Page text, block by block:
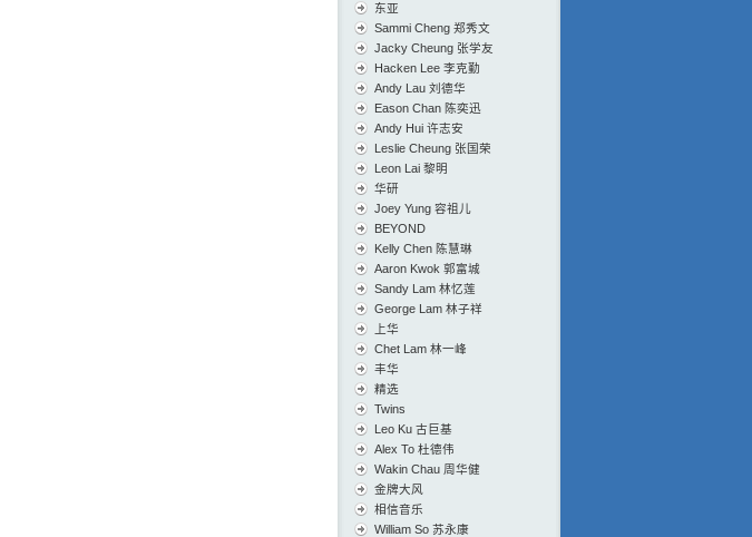
东亚
Sammi Cheng 郑秀文
Jacky Cheung 张学友
Hacken Lee 李克勤
Andy Lau 刘德华
Eason Chan 陈奕迅
Andy Hui 许志安
Leslie Cheung 张国荣
Leon Lai 黎明
华研
Joey Yung 容祖儿
BEYOND
Kelly Chen 陈慧琳
Aaron Kwok 郭富城
Sandy Lam 林忆莲
George Lam 林子祥
上华
Chet Lam 林一峰
丰华
精选
Twins
Leo Ku 古巨基
Alex To 杜德伟
Wakin Chau 周华健
金牌大风
相信音乐
William So 苏永康